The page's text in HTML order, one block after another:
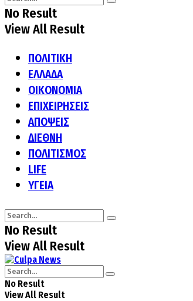
No Result
View All Result
ΠΟΛΙΤΙΚΗ
ΕΛΛΑΔΑ
ΟΙΚΟΝΟΜΙΑ
ΕΠΙΧΕΙΡΗΣΕΙΣ
ΑΠΟΨΕΙΣ
ΔΙΕΘΝΗ
ΠΟΛΙΤΙΣΜΟΣ
LIFE
ΥΓΕΙΑ
No Result
View All Result
No Result
View All Result